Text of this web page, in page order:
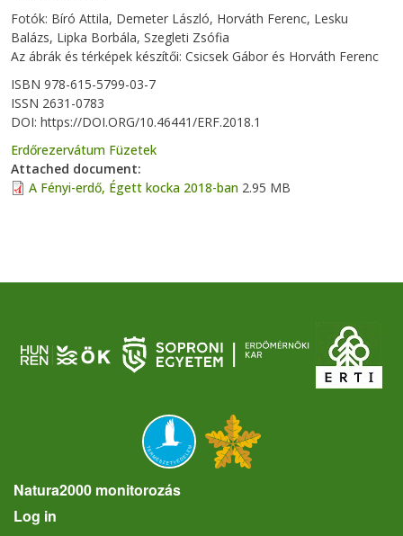
Fotók: Bíró Attila, Demeter László, Horváth Ferenc, Lesku
Balázs, Lipka Borbála, Szegleti Zsófia
Az ábrák és térképek készítői: Csicsek Gábor és Horváth Ferenc
ISBN 978-615-5799-03-7
ISSN 2631-0783
DOI: https://DOI.ORG/10.46441/ERF.2018.1
Erdőrezervátum Füzetek
Attached document
A Fényi-erdő, Égett kocka 2018-ban 2.95 MB
Natura2000 monitorozás
User account menu
Log in